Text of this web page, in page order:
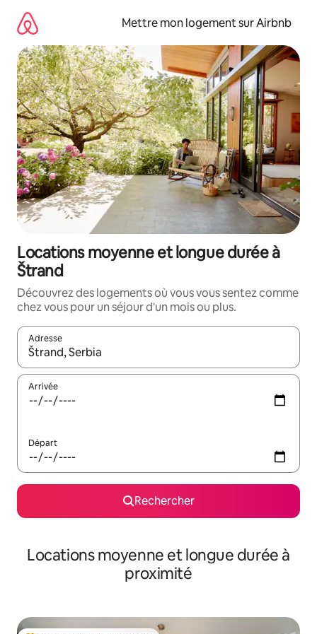
directement
contenu
Mettre mon logement sur Airbnb
Locations moyenne et longue durée à
Štrand
Découvrez des logements où vous vous sentez comme
chez vous pour un séjour d'un mois ou plus.
Adresse
Lorsque les résultats s'affichent, utilisez les flèches vers le
Arrivée
Départ
Rechercher
Locations moyenne et longue durée à
proximité